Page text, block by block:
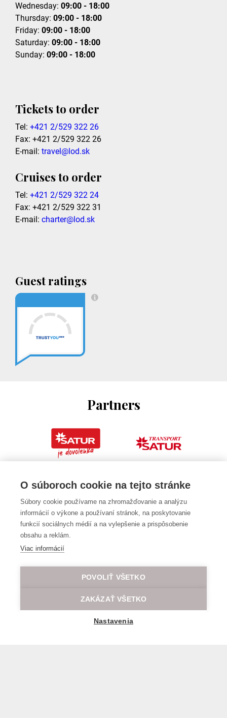
Wednesday: 09:00 - 18:00
Thursday: 09:00 - 18:00
Friday: 09:00 - 18:00
Saturday: 09:00 - 18:00
Sunday: 09:00 - 18:00
Tickets to order
Tel: +421 2/529 322 26
Fax: +421 2/529 322 26
E-mail: travel@lod.sk
Cruises to order
Tel: +421 2/529 322 24
Fax: +421 2/529 322 31
E-mail: charter@lod.sk
Guest ratings
Partners
O súboroch cookie na tejto stránke
Súbory cookie používame na zhromažďovanie a analýzu
informácií o výkone a používaní stránok, na poskytovanie
funkcií sociálnych médií a na vylepšenie a prispôsobenie
obsahu a reklám.
Viac informácií
POVOLIŤ VŠETKO
ZAKÁZAŤ VŠETKO
Nastavenia